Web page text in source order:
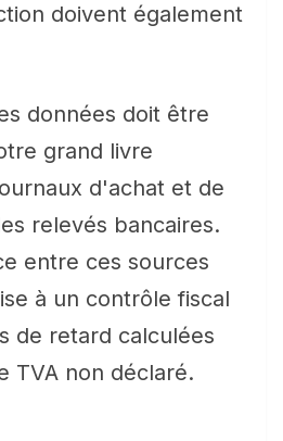
doivent également
données doit être
grand livre
d'achat et de
relevés bancaires.
entre ces sources
à un contrôle fiscal
de retard calculées
TVA non déclaré.